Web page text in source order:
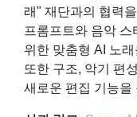
래" 재단과의 협력
프롬프트와 음악
위한 맞춤형 AI 노
또한 구조, 악기 편
새로운 편집 기능을